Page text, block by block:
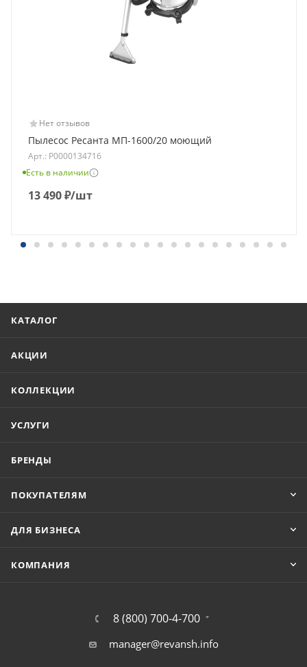
Нет отзывов
Пылесос Ресанта МП-1600/20 моющий
Арт.: Р0000134716
Есть в наличии
13 490₽/шт
КАТАЛОГ
АКЦИИ
КОЛЛЕКЦИИ
УСЛУГИ
БРЕНДЫ
ПОКУПАТЕЛЯМ
ДЛЯ БИЗНЕСА
КОМПАНИЯ
8 (800) 700-4-700
manager@revansh.info